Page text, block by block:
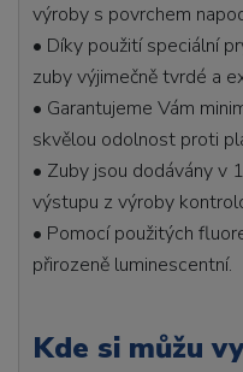
výroby s povrchem
• Díky použití speciální
zuby výjimečně tvrdé a
• Garantujeme Vám
skvělou odolnost proti
• Zuby jsou dodávány v
výstupu z výroby
• Pomocí použitých
přirozeně luminescentní.
Kde si můžu